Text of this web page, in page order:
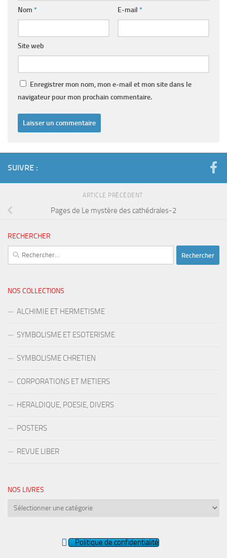
Nom * E-mail *
Site web
Enregistrer mon nom, mon e-mail et mon site dans le
navigateur pour mon prochain commentaire.
SUIVRE :
ARTICLE PRÉCÉDENT
Pages de Le mystère des cathédrales-2
RECHERCHER
Rechercher :
NOS COLLECTIONS
ALCHIMIE ET HERMETISME
SYMBOLISME ET ESOTERISME
SYMBOLISME CHRETIEN
CORPORATIONS ET METIERS
HERALDIQUE, POESIE, DIVERS
POSTERS
REVUE LIBER
NOS LIVRES
Nos
Politique de confidentialité